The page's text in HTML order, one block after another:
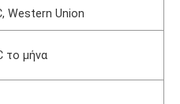
Western Union
το μήνα